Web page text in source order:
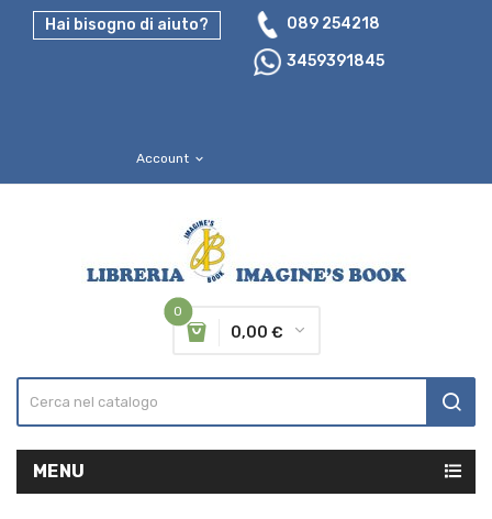
Hai bisogno di aiuto?
089 254218
3459391845
Account expand_more
0
0,00 €
MENU